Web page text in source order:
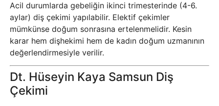
Acil durumlarda gebeliğin ikinci trimesterinde (4-6.
aylar) diş çekimi yapılabilir. Elektif çekimler
mümkünse doğum sonrasına ertelenmelidir. Kesin
karar hem dişhekimi hem de kadın doğum uzmanının
değerlendirmesiyle verilir.
Dt. Hüseyin Kaya Samsun Diş
Çekimi